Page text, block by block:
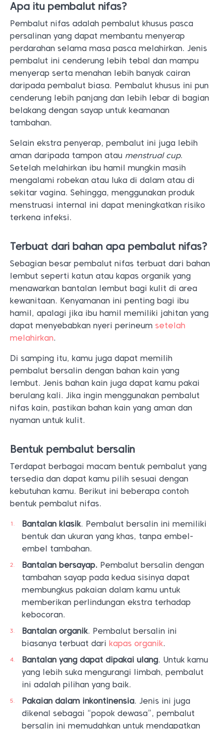
Apa itu pembalut nifas?
Pembalut nifas adalah pembalut khusus pasca
persalinan yang dapat membantu menyerap
perdarahan selama masa pasca melahirkan. Jenis
pembalut ini cenderung lebih tebal dan mampu
menyerap serta menahan lebih banyak cairan
daripada pembalut biasa. Pembalut khusus ini pun
cenderung lebih panjang dan lebih lebar di bagian
belakang dengan sayap untuk keamanan
tambahan.
Selain ekstra penyerap, pembalut ini juga lebih
aman daripada tampon atau menstrual cup.
Setelah melahirkan ibu hamil mungkin masih
mengalami robekan atau luka di dalam atau di
sekitar vagina. Sehingga, menggunakan produk
menstruasi internal ini dapat meningkatkan risiko
terkena infeksi.
Terbuat dari bahan apa pembalut nifas?
Sebagian besar pembalut nifas terbuat dari bahan
lembut seperti katun atau kapas organik yang
menawarkan bantalan lembut bagi kulit di area
kewanitaan. Kenyamanan ini penting bagi ibu
hamil, apalagi jika ibu hamil memiliki jahitan yang
dapat menyebabkan nyeri perineum setelah
melahirkan.
Di samping itu, kamu juga dapat memilih
pembalut bersalin dengan bahan kain yang
lembut. Jenis bahan kain juga dapat kamu pakai
berulang kali. Jika ingin menggunakan pembalut
nifas kain, pastikan bahan kain yang aman dan
nyaman untuk kulit.
Bentuk pembalut bersalin
Terdapat berbagai macam bentuk pembalut yang
tersedia dan dapat kamu pilih sesuai dengan
kebutuhan kamu. Berikut ini beberapa contoh
bentuk pembalut nifas.
Bantalan klasik. Pembalut bersalin ini memiliki
bentuk dan ukuran yang khas, tanpa embel-
embel tambahan.
Bantalan bersayap. Pembalut bersalin dengan
tambahan sayap pada kedua sisinya dapat
membungkus pakaian dalam kamu untuk
memberikan perlindungan ekstra terhadap
kebocoran.
Bantalan organik. Pembalut bersalin ini
biasanya terbuat dari kapas organik.
Bantalan yang dapat dipakai ulang. Untuk kamu
yang lebih suka mengurangi limbah, pembalut
ini adalah pilihan yang baik.
Pakaian dalam inkontinensia. Jenis ini juga
dikenal sebagai “popok dewasa”, pembalut
bersalin ini memudahkan untuk mendapatkan